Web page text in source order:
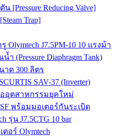
[Pressure Reducing Valve]
Trap]
J7.5PM-10 10 แรงม้า
(Pressure Diaphragm Tank)
าด 300 ลิตร
SAV-37 (Inverter)
อุตสาหกรรมยุคใหม่
พร้อมมอเตอร์กันระเบิด
รุ่น J7.5CTG 10 bar
อร์ Olymtech